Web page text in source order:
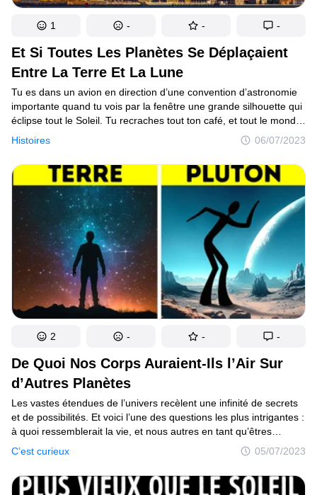
Et Si Toutes Les Planètes Se Déplaçaient
Entre La Terre Et La Lune
Histoires 06/07/2023
Tu es dans un avion en direction d’une convention d’astronomie
importante quand tu vois par la fenêtre une grande silhouette qui
éclipse tout le Soleil. Tu recraches tout ton café, et tout le monde
dans l’avion regarde dehors en état de choc. Tu remarques alors
qu’elle a des anneaux comme Saturne. Tu devais te rendre
au Japon, mais tu es obligé d’atterrir en Californie.
1 - - -
De Quoi Nos Corps Auraient-Ils l’Air Sur
d’Autres Planètes
C’est curieux 05/07/2023
Les vastes étendues de l’univers recèlent une infinité de secrets
et de possibilités. Et voici l’une des questions les plus intrigantes :
à quoi ressemblerait la vie, et nous autres en tant qu’êtres
humains, sur d’autres planètes ? Imagine un monde où les lois
de la physique, les conditions et l’environnement sont si différents
de ce à quoi nous sommes habitués. Comment évoluerions-nous
pour nous adapter à ces nouvelles contrées étranges ? Voyons
2 - - -